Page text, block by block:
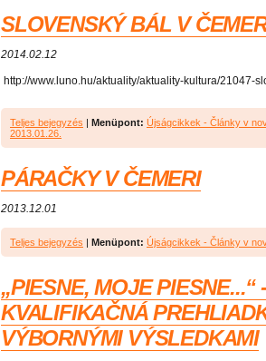
SLOVENSKÝ BÁL V
2014.02.12
http://www.luno.hu/aktuality/aktuality-kultura/21047-
Teljes bejegyzés | Menüpont: Újságcikkek - Články v
2013.01.26.
PÁRAČKY V ČEMERI
2013.12.01
Teljes bejegyzés | Menüpont: Újságcikkek - Články v
„PIESNE, MOJE
KVALIFIKAČNÁ
VÝBORNÝMI VÝSLEDKAMI